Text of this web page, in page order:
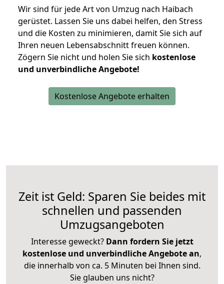
Wir sind für jede Art von Umzug nach Haibach
gerüstet. Lassen Sie uns dabei helfen, den Stress
und die Kosten zu minimieren, damit Sie sich auf
Ihren neuen Lebensabschnitt freuen können.
Zögern Sie nicht und holen Sie sich kostenlose
und unverbindliche Angebote!
Kostenlose Angebote erhalten
Zeit ist Geld: Sparen Sie beides mit
schnellen und passenden
Umzugsangeboten
Interesse geweckt? Dann fordern Sie jetzt
kostenlose und unverbindliche Angebote an,
die innerhalb von ca. 5 Minuten bei Ihnen sind.
Sie glauben uns nicht?